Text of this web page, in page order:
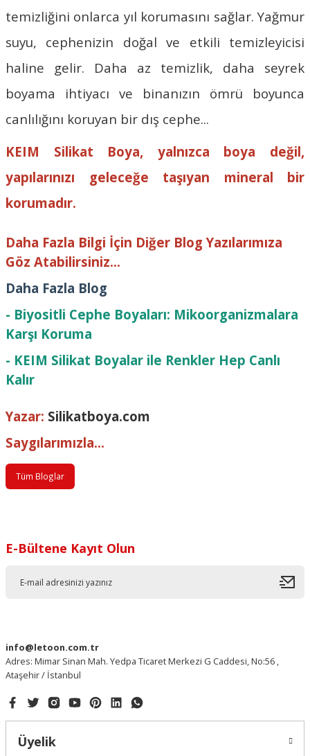
temizliğini onlarca yıl korumasını sağlar. Yağmur
suyu, cephenizin doğal ve etkili temizleyicisi
haline gelir. Daha az temizlik, daha seyrek
boyama ihtiyacı ve binanızın ömrü boyunca
canlılığını koruyan bir dış cephe...
KEIM Silikat Boya, yalnızca boya değil,
yapılarınızı geleceğe taşıyan mineral bir
korumadır.
Daha Fazla Bilgi İçin Diğer Blog Yazılarımıza
Göz Atabilirsiniz...
Daha Fazla Blog
- Biyositli Cephe Boyaları: Mikoorganizmalara
Karşı Koruma
- KEIM Silikat Boyalar ile Renkler Hep Canlı
Kalır
Yazar: Silikatboya.com
Saygılarımızla...
Tüm Bloglar
E-Bültene Kayıt Olun
info@letoon.com.tr
Adres: Mimar Sinan Mah. Yedpa Ticaret Merkezi G Caddesi, No:56 ,
Ataşehir / İstanbul
Üyelik